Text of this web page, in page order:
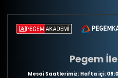
Pegem
Mesai Saatlerimiz: Hafta içi: